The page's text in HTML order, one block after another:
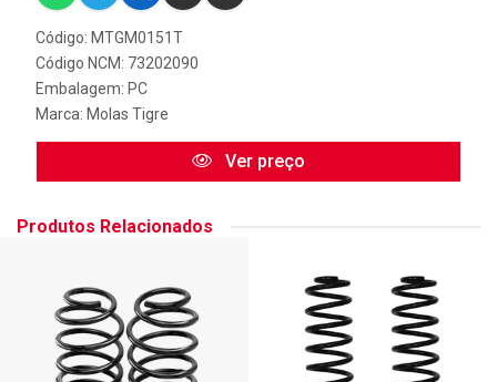
Código: MTGM0151T
Código NCM: 73202090
Embalagem: PC
Marca: Molas Tigre
Ver preço
Produtos Relacionados